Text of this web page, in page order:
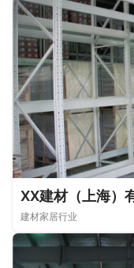
XX建材（上海）
建材家居行业